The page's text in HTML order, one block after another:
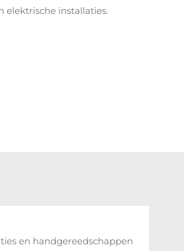
elektrische installaties.
en handgereedschappen